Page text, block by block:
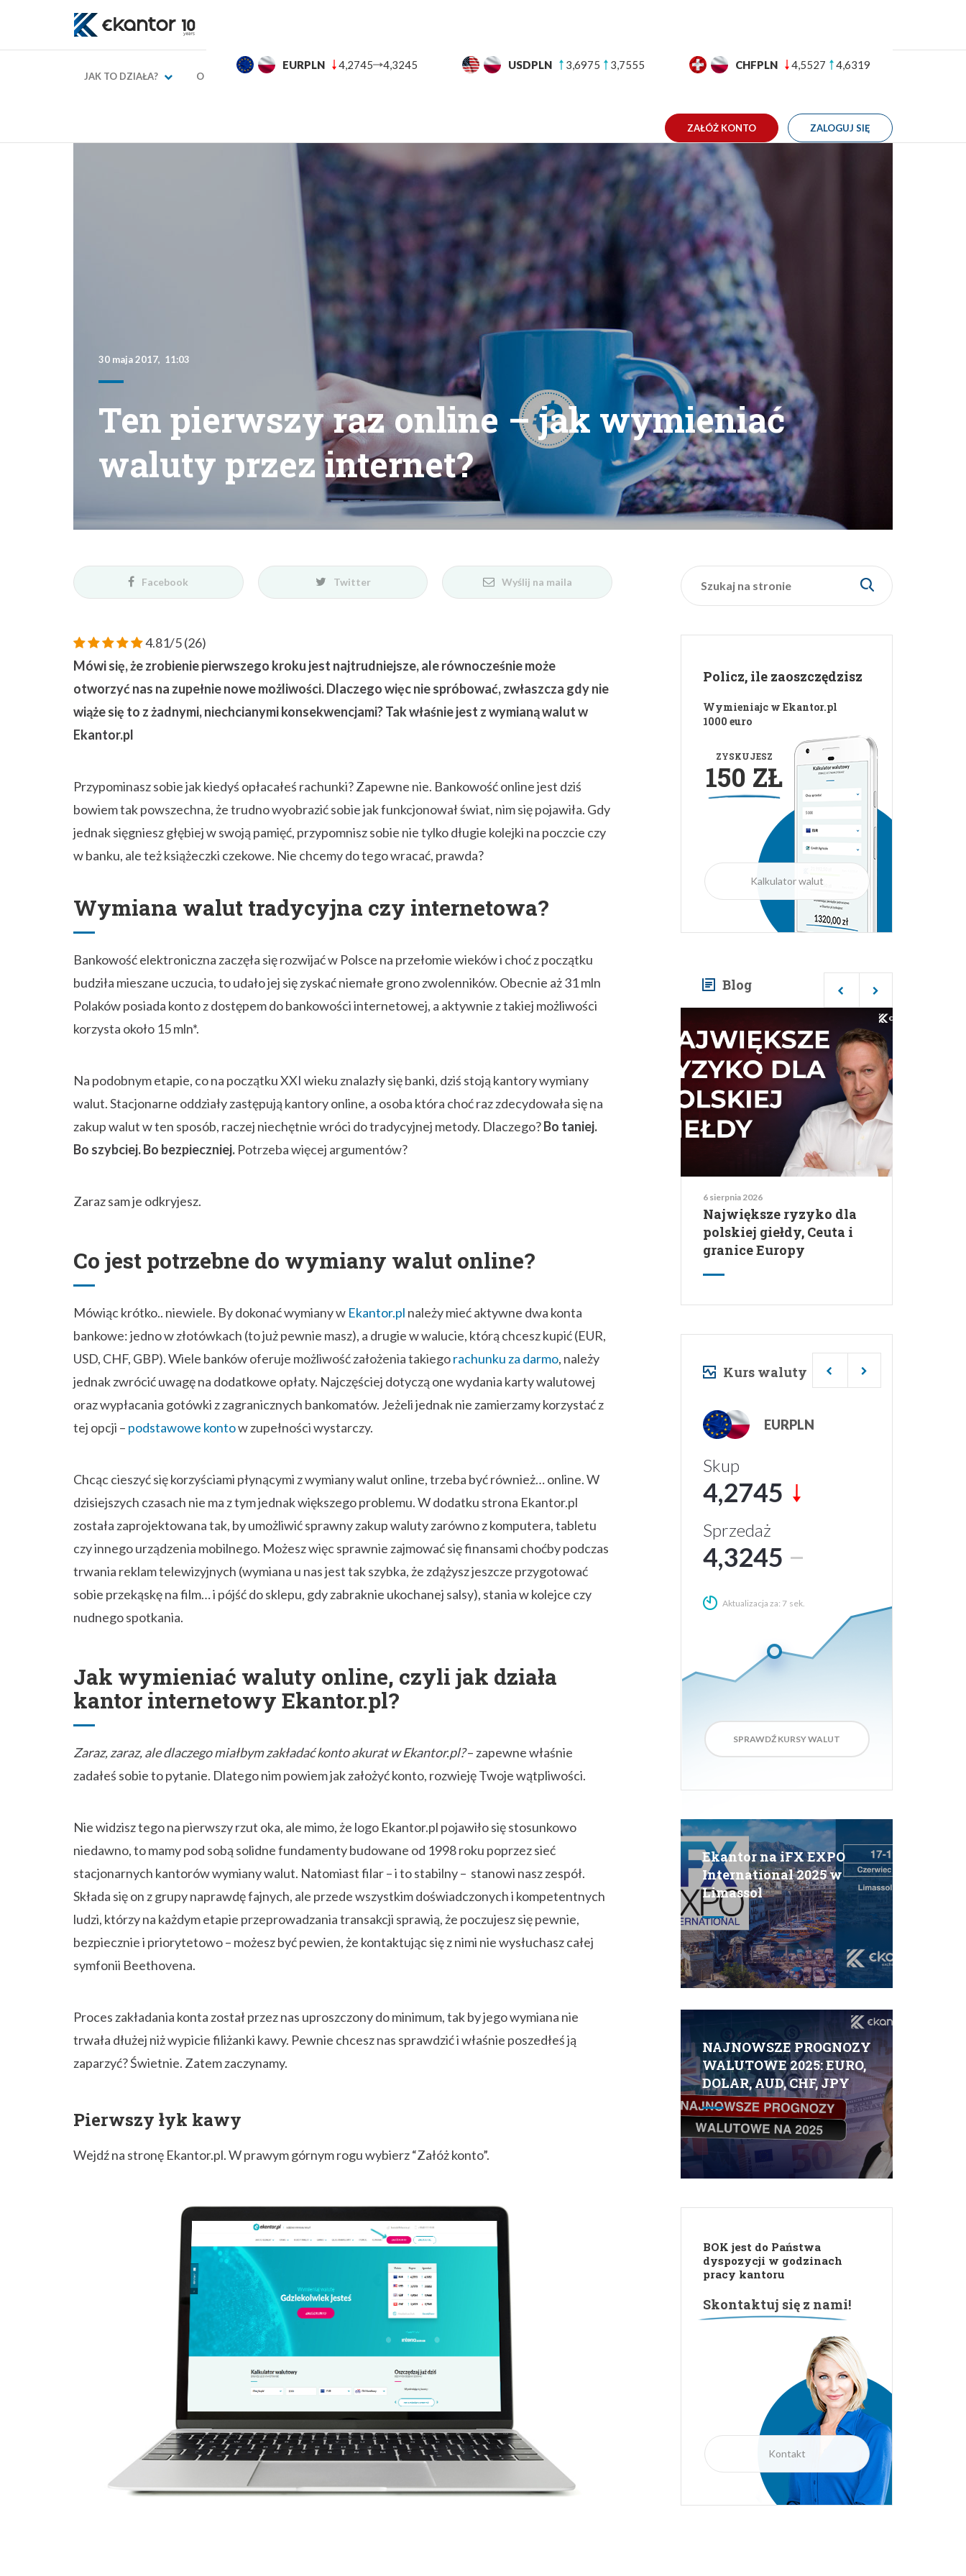
JAK TO DZIAŁA? O NAS KURSY WALUT BLOG FINANSOWY
ZAŁÓŻ KONTO ZALOGUJ SIĘ
USDPLN 3,6975 3,7555 CHFPLN 4,5527 4,6319 GBPPLN 4,9861 5,0513
30 maja 2017, 11:03
Ten pierwszy raz online – jak wymieniać
waluty przez internet?
Facebook Twitter Wyślij na maila
4.81/5(26)
Mówi się, że zrobienie pierwszego kroku jest najtrudniejsze, ale równocześnie może
otworzyć nas na zupełnie nowe możliwości. Dlaczego więc nie spróbować, zwłaszcza gdy nie
wiąże się to z żadnymi, niechcianymi konsekwencjami? Tak właśnie jest z wymianą walut w
Ekantor.pl
Przypominasz sobie jak kiedyś opłacałeś rachunki? Zapewne nie. Bankowość online jest dziś
bowiem tak powszechna, że trudno wyobrazić sobie jak funkcjonował świat, nim się pojawiła. Gdy
jednak sięgniesz głębiej w swoją pamięć, przypomnisz sobie nie tylko długie kolejki na poczcie czy
w banku, ale też książeczki czekowe. Nie chcemy do tego wracać, prawda?
Wymiana walut tradycyjna czy internetowa?
Bankowość elektroniczna zaczęła się rozwijać w Polsce na przełomie wieków i choć z początku
budziła mieszane uczucia, to udało jej się zyskać niemałe grono zwolenników. Obecnie aż 31 mln
Polaków posiada konto z dostępem do bankowości internetowej, a aktywnie z takiej możliwości
korzysta około 15 mln*.
Na podobnym etapie, co na początku XXI wieku znalazły się banki, dziś stoją kantory wymiany
walut. Stacjonarne oddziały zastępują kantory online, a osoba która choć raz zdecydowała się na
zakup walut w ten sposób, raczej niechętnie wróci do tradycyjnej metody. Dlaczego?Bo taniej.
Bo szybciej. Bo bezpieczniej. Potrzeba więcej argumentów?
Zaraz sam je odkryjesz.
Co jest potrzebne do wymiany walut online?
Mówiąc krótko.. niewiele. By dokonać wymiany w Ekantor.pl należy mieć aktywne dwa konta
bankowe: jedno w złotówkach (to już pewnie masz), a drugie w walucie, którą chcesz kupić (EUR,
USD, CHF, GBP). Wiele banków oferuje możliwość założenia takiegorachunku za darmo, należy
jednak zwrócić uwagę na dodatkowe opłaty. Najczęściej dotyczą one wydania karty walutowej
oraz wypłacania gotówki z zagranicznych bankomatów. Jeżeli jednak nie zamierzamy korzystać z
tej opcji – podstawowe kontow zupełności wystarczy.
Chcąc cieszyć się korzyściami płynącymi z wymiany walut online, trzeba być również… online. W
dzisiejszych czasach nie ma z tym jednak większego problemu. W dodatku strona Ekantor.pl
została zaprojektowana tak, by umożliwić sprawny zakup waluty zarówno z komputera, tabletu
czy innego urządzenia mobilnego. Możesz więc sprawnie zajmować się finansami choćby podczas
trwania reklam telewizyjnych (wymiana u nas jest tak szybka, że zdążysz jeszcze przygotować
sobie przekąskę na film… i pójść do sklepu, gdy zabraknie ukochanej salsy), stania w kolejce czy
nudnego spotkania.
Jak wymieniać waluty online, czyli jak działa
kantor internetowy Ekantor.pl?
Zaraz, zaraz, ale dlaczego miałbym zakładać konto akurat w Ekantor.pl?– zapewne właśnie
zadałeś sobie to pytanie. Dlatego nim powiem jak założyć konto, rozwieję Twoje wątpliwości.
Nie widzisz tego na pierwszy rzut oka, ale mimo, że logo Ekantor.pl pojawiło się stosunkowo
niedawno, to mamy pod sobą solidne fundamenty budowane od 1998 roku poprzez sieć
stacjonarnych kantorów wymiany walut. Natomiast filar – i to stabilny – stanowi nasz zespół.
Składa się on z grupy naprawdę fajnych, ale przede wszystkim doświadczonych i kompetentnych
ludzi, którzy na każdym etapie przeprowadzania transakcji sprawią, że poczujesz się pewnie,
bezpiecznie i priorytetowo – możesz być pewien, że kontaktując się z nimi nie wysłuchasz całej
symfonii Beethovena.
Proces zakładania konta został przez nas uproszczony do minimum, tak by jego wymiana nie
trwała dłużej niż wypicie filiżanki kawy. Pewnie chcesz nas sprawdzić i właśnie poszedłeś ją
zaparzyć? Świetnie. Zatem zaczynamy.
Pierwszy łyk kawy
Wejdź na stronę Ekantor.pl. W prawym górnym rogu wybierz “Załóż konto”.
Policz, ile zaoszczędzisz
Wymieniajc w Ekantor.pl
1000 euro
ZYSKUJESZ
150 ZŁ
Kalkulator walut
Blog
6 sierpnia 2026
Największe ryzyko dla
polskiej giełdy, Ceuta i
granice Europy
Kurs waluty
EURPLN
Skup
4,2745
Sprzedaż
4,3245
Aktualizacja za: 5 sek.
SPRAWDŹ KURSY WALUT
Ekantor na iFX EXPO
International 2025 w
Limassol
NAJNOWSZE PROGNOZY
WALUTOWE 2025: EURO,
DOLAR, AUD, CHF, JPY
BOK jest do Państwa
dyspozycji w godzinach
pracy kantoru
Skontaktuj się z nami!
Kontakt